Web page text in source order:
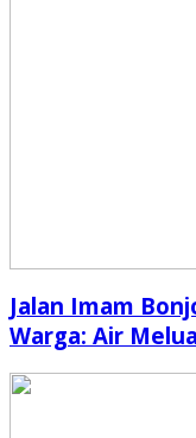
Jalan Imam
Warga: Air